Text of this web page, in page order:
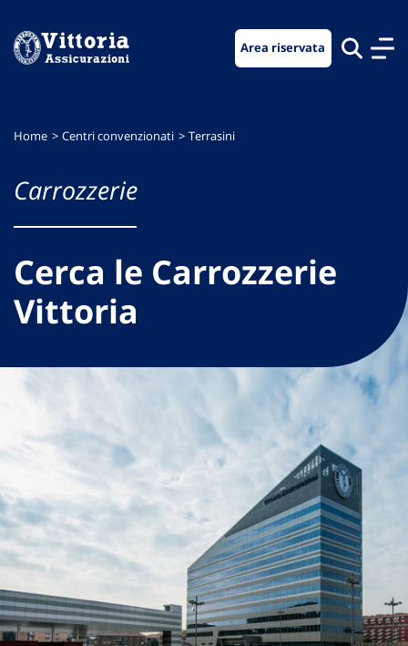
menu
contenuto
footer
Area riservata
Home Centri convenzionati Terrasini
Carrozzerie
Cerca le Carrozzerie
Vittoria